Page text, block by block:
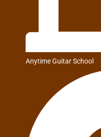
Anytime Guitar School